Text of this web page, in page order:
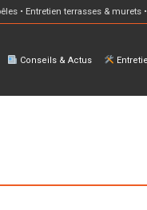
• Entretien terrasses & murets
Conseils & Actus